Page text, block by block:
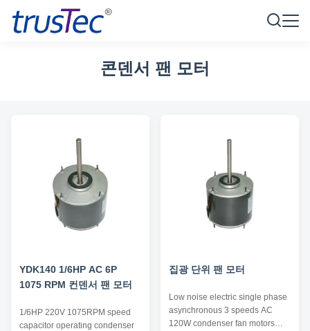
콘덴서 팬 모터
YDK140 1/6HP AC 6P
1075 RPM 컨덴서 팬 모터
1/6HP 220V 1075RPM speed
capacitor operating condenser
집광 단위 팬 모터
Low noise electric single phase
asynchronous 3 speeds AC
120W condenser fan motors